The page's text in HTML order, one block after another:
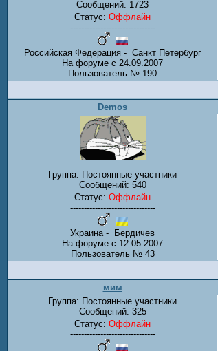
Сообщений: 1723
Статус: Оффлайн
-------------------------------
Российская Федерация - Санкт Петербург
На форуме с 24.09.2007
Пользователь № 190
Demos
Группа: Постоянные участники
Сообщений: 540
Статус: Оффлайн
-------------------------------
Украина - Бердичев
На форуме с 12.05.2007
Пользователь № 43
мим
Группа: Постоянные участники
Сообщений: 325
Статус: Оффлайн
-------------------------------